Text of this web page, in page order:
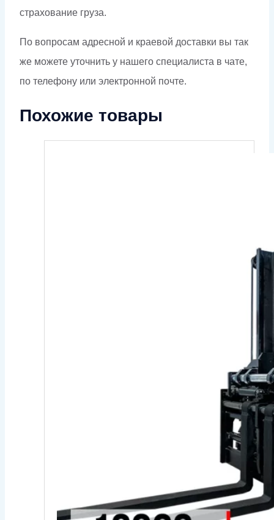
страхование груза.
По вопросам адресной и краевой доставки вы так
же можете уточнить у нашего специалиста в чате,
по телефону или электронной почте.
Похожие товары